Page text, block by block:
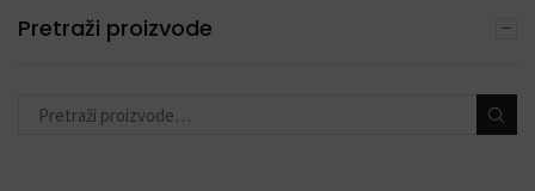
Pretraži proizvode